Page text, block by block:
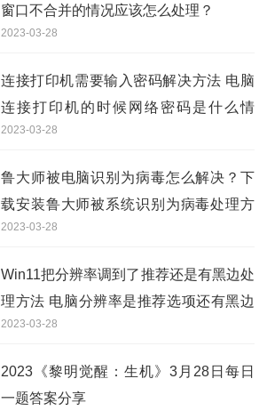
窗口不合并的情况应该怎么处理？
2023-03-28
连接打印机需要输入密码解决方法 电脑
连接打印机的时候网络密码是什么情
况？
2023-03-28
鲁大师被电脑识别为病毒怎么解决？下
载安装鲁大师被系统识别为病毒处理方
法
2023-03-28
Win11把分辨率调到了推荐还是有黑边处
理方法 电脑分辨率是推荐选项还有黑边
怎么办？
2023-03-28
2023《黎明觉醒：生机》3月28日每日
一题答案分享